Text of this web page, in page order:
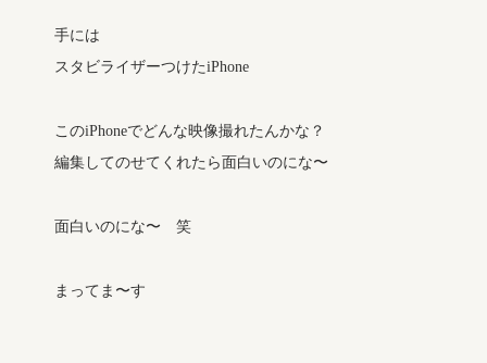
手には
スタビライザーつけたiPhone
このiPhoneでどんな映像撮れたんかな？
編集してのせてくれたら面白いのにな〜
面白いのにな〜 笑
まってま〜す